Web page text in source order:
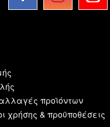
προϊόντων
χρήσης & προϋποθέσεις